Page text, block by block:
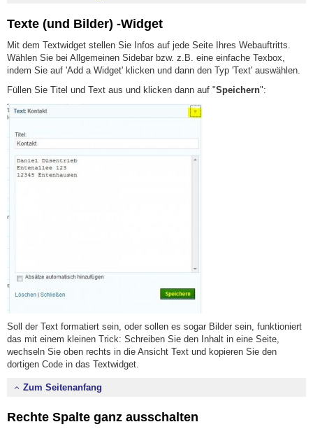
Texte (und Bilder) -Widget
Mit dem Textwidget stellen Sie Infos auf jede Seite Ihres Webauftritts.
Wählen Sie bei Allgemeinen Sidebar bzw. z.B. eine einfache Texbox,
indem Sie auf 'Add a Widget' klicken und dann den Typ 'Text' auswählen.
Füllen Sie Titel und Text aus und klicken dann auf "Speichern":
Soll der Text formatiert sein, oder sollen es sogar Bilder sein, funktioniert
das mit einem kleinen Trick: Schreiben Sie den Inhalt in eine Seite,
wechseln Sie oben rechts in die Ansicht Text und kopieren Sie den
dortigen Code in das Textwidget.
Zum Seitenanfang
Rechte Spalte ganz ausschalten